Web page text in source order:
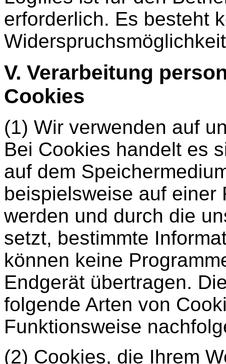
erforderlich. Es besteht
V. Verarbeitung
Cookies
(1) Wir verwenden auf
Bei Cookies handelt es
auf dem
beispielsweise auf einer
werden und durch die
setzt, bestimmte
können keine
Endgerät übertragen.
folgende Arten von
Funktionsweise
(2) Cookies, die Ihrem